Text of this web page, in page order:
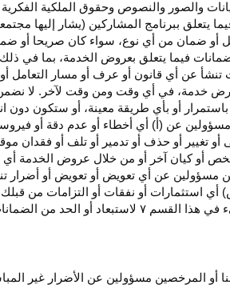
والصور والنصوص وحقوق الملكية
يتعلق ببرنامج المشاركين (يشار
أو ضمان من أي نوع، سواء كان صريحا أو
فيما يتعلق بعروض الخدمة، بما في ذلك
عن أي قانون أو عرف أو مسار التعامل أو
خدمة، في أي وقت ومن وقت لآخر. لا نضمن
أو بأي طريقة معينة، أو ستكون دون
مسؤولين عن (أ) أي أخطاء أو عدم دقة أو
أو تغيير أو حذف أو تدمير أو تلف أو فقدان
أو كيان آخر أو من خلال عروض الخدمة
مسؤولين عن أي تعويض أو تعويض أو أضرار
أي استثمارات أو نفقات أو التزامات من
في هذا القسم ۷ لاستبعاد أو الحد من
أو المرخصين مسؤولين عن الأضرار غير